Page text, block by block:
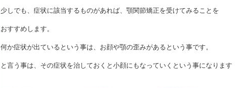
少しでも、症状に該当するものがあれば、顎関節矯正を受けてみることを
おすすめします。
何か症状が出ているという事は、お顔や顎の歪みがあるという事です。
と言う事は、その症状を治しておくと小顔にもなっていくという事になります